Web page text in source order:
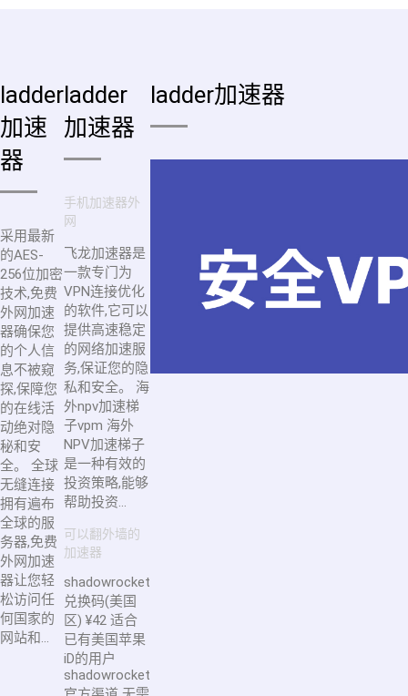
ladder
加速
器
采用最新
的AES-
256位加密
技术,免费
外网加速
器确保您
的个人信
息不被窥
探,保障您
的在线活
动绝对隐
秘和安
全。 全球
无缝连接
拥有遍布
全球的服
务器,免费
外网加速
器让您轻
松访问任
何国家的
网站和...
ladder
加速器
手机加速器外
网
飞龙加速器是
一款专门为
VPN连接优化
的软件,它可以
提供高速稳定
的网络加速服
务,保证您的隐
私和安全。 海
外npv加速梯
子vpm 海外
NPV加速梯子
是一种有效的
投资策略,能够
帮助投资...
可以翻外墙的
加速器
shadowrocket
兑换码(美国
区) ¥42 适合
已有美国苹果
iD的用户
shadowrocket
ladder加速器